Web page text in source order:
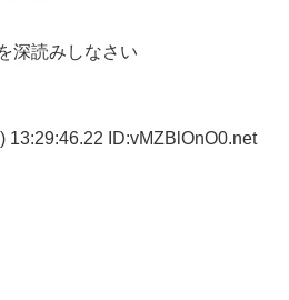
深読みしなさい
13:29:46.22 ID:vMZBlOnO0.net